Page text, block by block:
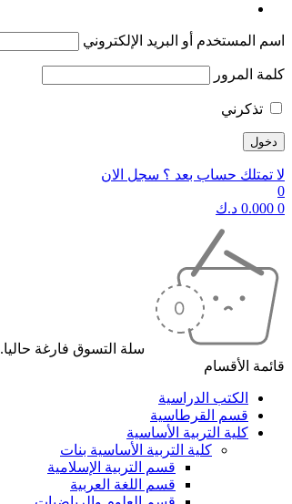
اسم المستخدم أو البريد الإلكتروني
كلمة المرور
تذكرني
لا تمتلك حساب بعد ؟ سجل الان
0
0
0.000 د.ك
سلة التسوق فارغة حاليا.
قائمة الأقسام
الكتب الدراسية
قسم القرطاسية
كلية التربية الأساسية
كلية التربية الأساسية بنات
قسم التربية الإسلامية
قسم اللغة العربية